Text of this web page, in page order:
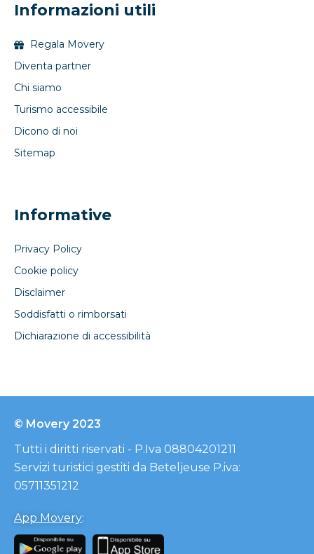
Informazioni utili
Regala Movery
Diventa partner
Chi siamo
Turismo accessibile
Dicono di noi
Sitemap
Informative
Privacy Policy
Cookie policy
Disclaimer
Soddisfatti o rimborsati
Dichiarazione di accessibilità
© Movery 2023
Tutti i diritti riservati - P.Iva 08804201211
Servizi turistici gestiti da Beteljeuse P.iva:
05711351212
App Movery: